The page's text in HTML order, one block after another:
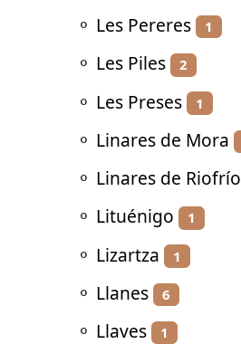
⚬ Les Pereres 1
⚬ Les Piles 2
⚬ Les Preses 1
⚬ Linares de Mora
⚬ Linares de Riofrío
⚬ Lituénigo 1
⚬ Lizartza 1
⚬ Llanes 6
⚬ Llaves 1